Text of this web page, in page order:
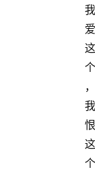
我
爱
这
个
，
我
恨
这
个